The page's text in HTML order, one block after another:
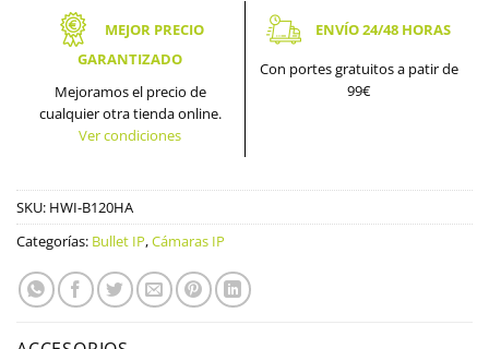
MEJOR PRECIO
GARANTIZADO
Mejoramos el precio de
cualquier otra tienda online.
Ver condiciones
ENVÍO 24/48 HORAS
Con portes gratuitos a patir de
99€
SKU: HWI-B120HA
Categorías: Bullet IP,Cámaras IP